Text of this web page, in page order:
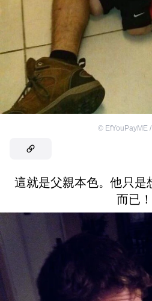
© EfYouPayME
這就是父親本色。他只是
而已！